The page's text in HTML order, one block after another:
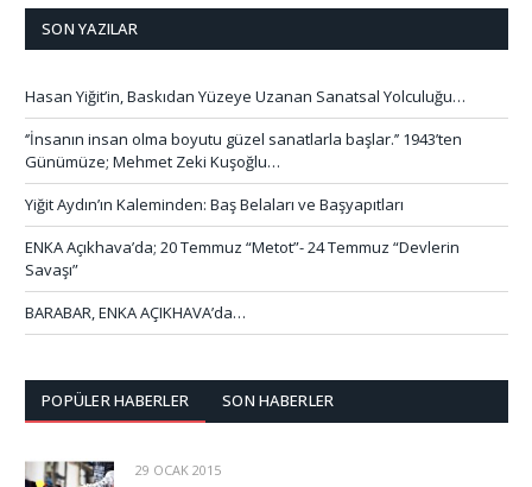
SON YAZILAR
Hasan Yiğit’in, Baskıdan Yüzeye Uzanan Sanatsal Yolculuğu…
‘’İnsanın insan olma boyutu güzel sanatlarla başlar.’’ 1943’ten
Günümüze; Mehmet Zeki Kuşoğlu…
Yiğit Aydın’ın Kaleminden: Baş Belaları ve Başyapıtları
ENKA Açıkhava’da; 20 Temmuz “Metot”- 24 Temmuz “Devlerin
Savaşı”
BARABAR, ENKA AÇIKHAVA’da…
POPÜLER HABERLER SON HABERLER
29 OCAK 2015